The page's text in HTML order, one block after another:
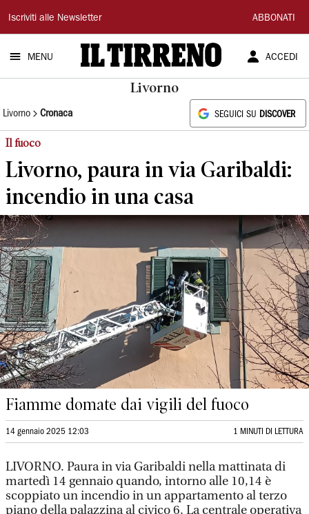
Il
Tirreno
Iscriviti alle Newsletter ABBONATI
MENU ACCEDI
Livorno
Livorno Cronaca SEGUICI SU DISCOVER
Il fuoco
Livorno, paura in via Garibaldi:
incendio in una casa
Fiamme domate dai vigili del fuoco
14 gennaio 2025 12:03 1 MINUTI DI LETTURA
LIVORNO. Paura in via Garibaldi nella mattinata di
martedì 14 gennaio quando, intorno alle 10,14 è
scoppiato un incendio in un appartamento al terzo
piano della palazzina al civico 6. La centrale operativa